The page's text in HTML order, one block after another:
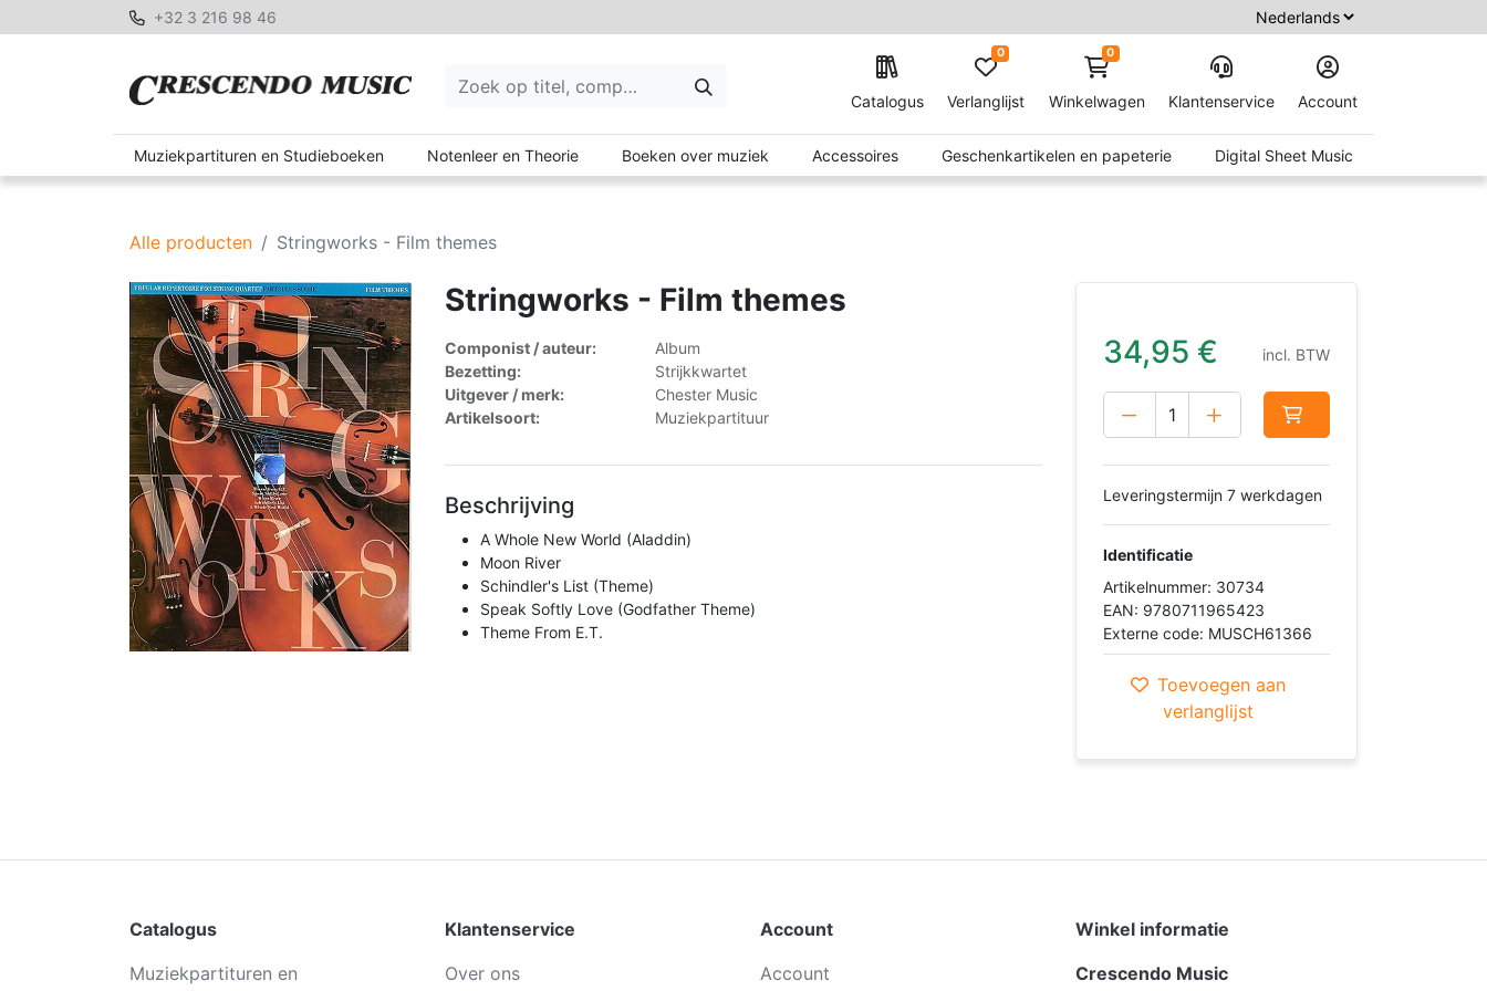
+32 3 216 98 46
Catalogus Verlanglijst
0 0
Winkelwagen Klantenservice Account
Muziekpartituren en Studieboeken Notenleer en Theorie Boeken over muziek Accessoires Geschenkartikelen en papeterie Digital Sheet Music
Alle producten Stringworks - Film themes
Stringworks - Film themes
Componist / auteur:
Album
Bezetting:
Strijkkwartet
Uitgever / merk:
Chester Music
Artikelsoort:
Muziekpartituur
Beschrijving
A Whole New World (Aladdin)
Moon River
Schindler's List (Theme)
Speak Softly Love (Godfather Theme)
Theme From E.T.
34,95 € incl. BTW
Leveringstermijn 7 werkdagen
Identificatie
Artikelnummer: 30734
EAN: 9780711965423
Externe code: MUSCH61366
Toevoegen aan
verlanglijst
Catalogus
Muziekpartituren en
Klantenservice
Over ons
Account
Account
Winkel informatie
Crescendo Music